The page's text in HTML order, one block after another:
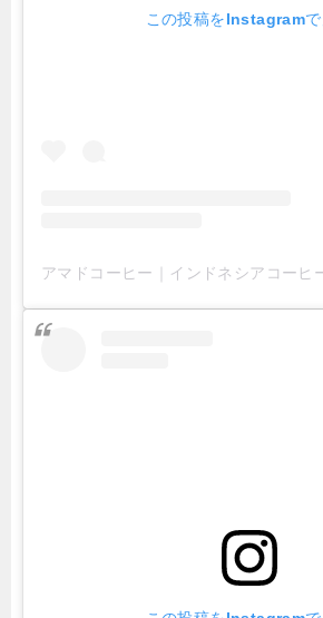
この投稿をInstagramで